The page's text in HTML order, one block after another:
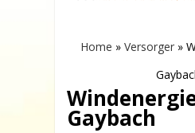
Home » Versorger »
Gaybach